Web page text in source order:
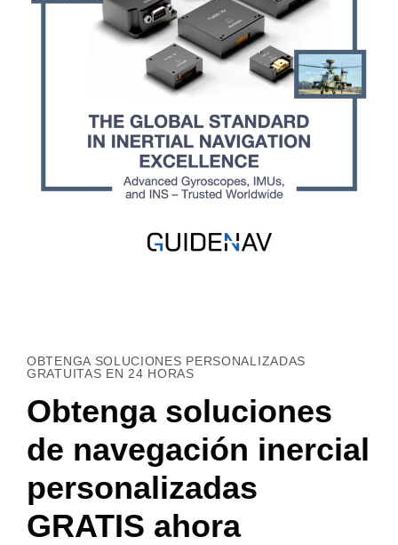
OBTENGA SOLUCIONES PERSONALIZADAS
GRATUITAS EN 24 HORAS
Obtenga soluciones
de navegación inercial
personalizadas
GRATIS ahora